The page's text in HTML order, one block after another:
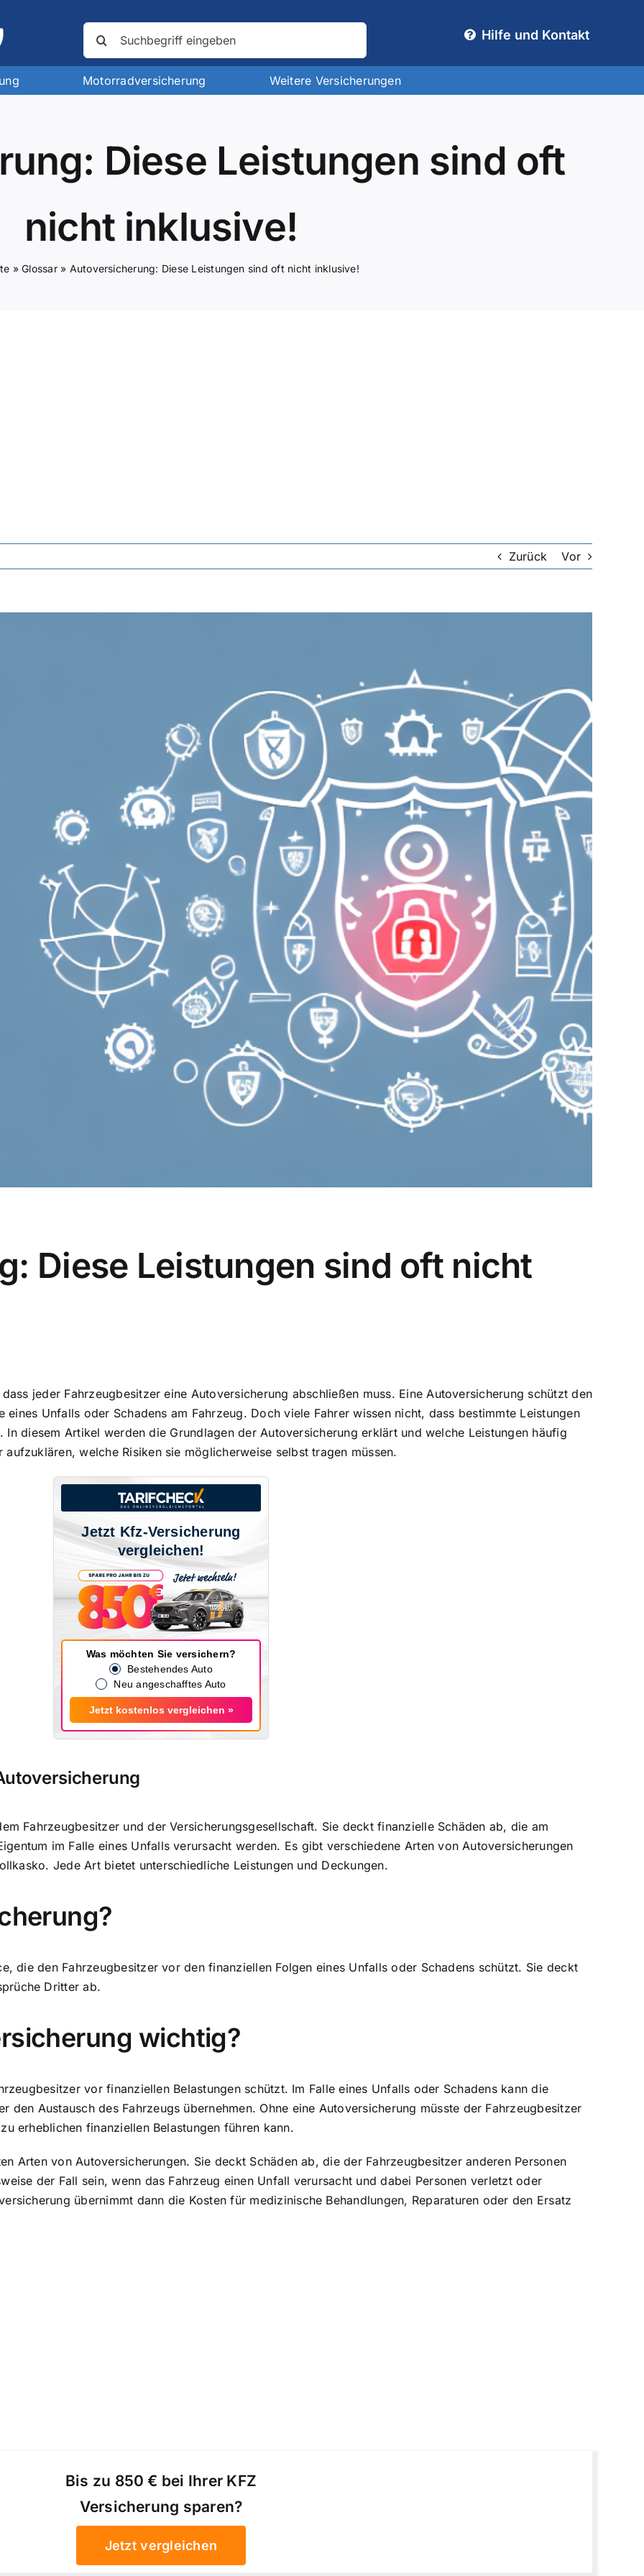
nach:
Hilfe und Kontakt
Motorradversicherung Weitere Versicherungen
Diese Leistungen sind oft
nicht inklusive!
»Glossar» Autoversicherung: Diese Leistungen sind oft nicht inklusive!
Zurück Vor
Diese Leistungen sind oft nicht
jeder Fahrzeugbesitzer eine Autoversicherung abschließen muss. Eine Autoversicherung schützt den
eines Unfalls oder Schadens am Fahrzeug. Doch viele Fahrer wissen nicht, dass bestimmte Leistungen
diesem Artikel werden die Grundlagen der Autoversicherung erklärt und welche Leistungen häufig
welche Risiken sie möglicherweise selbst tragen müssen.
Jetzt Kfz-Versicherung
vergleichen!
Was möchten Sie versichern?
Bestehendes Auto
Neu angeschafftes Auto
Jetzt kostenlos vergleichen »
Fahrzeugbesitzer und der Versicherungsgesellschaft. Sie deckt finanzielle Schäden ab, die am
im Falle eines Unfalls verursacht werden. Es gibt verschiedene Arten von Autoversicherungen
Jede Art bietet unterschiedliche Leistungen und Deckungen.
die den Fahrzeugbesitzer vor den finanziellen Folgen eines Unfalls oder Schadens schützt. Sie deckt
Dritter ab.
wichtig?
vor finanziellen Belastungen schützt. Im Falle eines Unfalls oder Schadens kann die
den Austausch des Fahrzeugs übernehmen. Ohne eine Autoversicherung müsste der Fahrzeugbesitzer
erheblichen finanziellen Belastungen führen kann.
Arten von Autoversicherungen. Sie deckt Schäden ab, die der Fahrzeugbesitzer anderen Personen
der Fall sein, wenn das Fahrzeug einen Unfall verursacht und dabei Personen verletzt oder
übernimmt dann die Kosten für medizinische Behandlungen, Reparaturen oder den Ersatz
Bis zu 850 € bei Ihrer KFZ
Versicherung sparen?
Jetzt vergleichen